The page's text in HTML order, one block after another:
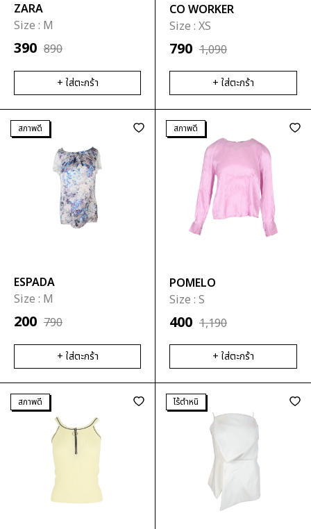
ZARA
Size : M
390 890
+ ใส่ตะกร้า
CO WORKER
Size : XS
790 1,090
+ ใส่ตะกร้า
สภาพดี
ESPADA
Size : M
200 790
+ ใส่ตะกร้า
สภาพดี
POMELO
Size : S
400 1,190
+ ใส่ตะกร้า
สภาพดี ไร้ตำหนิ